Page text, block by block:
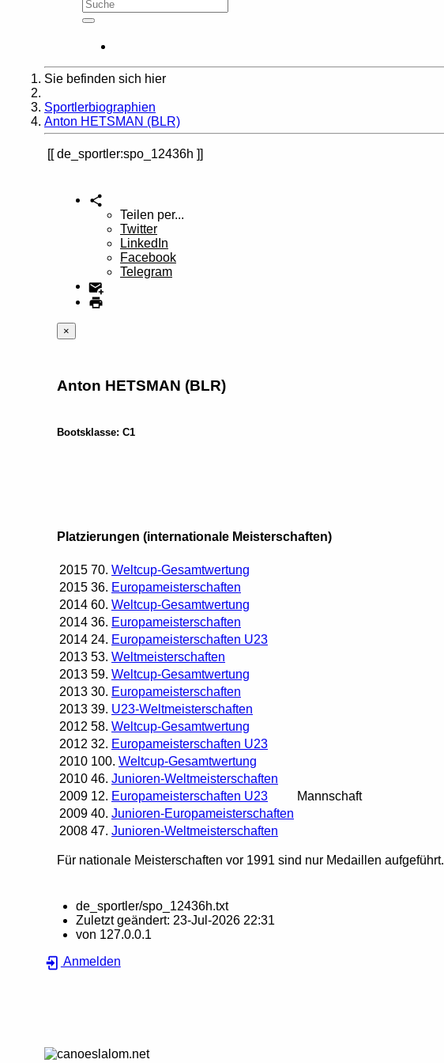
Sie befinden sich hier
Sportlerbiographien
Anton HETSMAN (BLR)
de_sportler:spo_12436h
Teilen per...
Twitter
LinkedIn
Facebook
Telegram
×
Anton HETSMAN (BLR)
Bootsklasse: C1
Platzierungen (internationale Meisterschaften)
2015 70. Weltcup-Gesamtwertung
2015 36. Europameisterschaften
2014 60. Weltcup-Gesamtwertung
2014 36. Europameisterschaften
2014 24. Europameisterschaften U23
2013 53. Weltmeisterschaften
2013 59. Weltcup-Gesamtwertung
2013 30. Europameisterschaften
2013 39. U23-Weltmeisterschaften
2012 58. Weltcup-Gesamtwertung
2012 32. Europameisterschaften U23
2010 100. Weltcup-Gesamtwertung
2010 46. Junioren-Weltmeisterschaften
2009 12. Europameisterschaften U23
Mannschaft
2009 40. Junioren-Europameisterschaften
2008 47. Junioren-Weltmeisterschaften
Für nationale Meisterschaften vor 1991 sind nur Medaillen aufgeführt.
de_sportler/spo_12436h.txt
Zuletzt geändert: 23-Jul-2026 22:31
von 127.0.0.1
Anmelden